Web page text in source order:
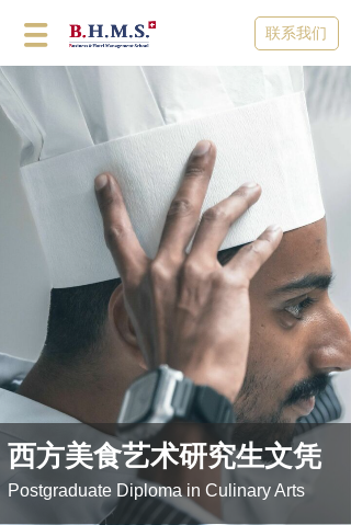
西方美食艺术研究生文凭
Postgraduate Diploma in Culinary Arts
联系我们